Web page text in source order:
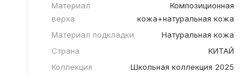
Материал
верха
Композиционная
кожа+натуральная кожа
Материал подкладки
Натуральная кожа
Страна
КИТАЙ
Коллекция
Школьная коллекция 2025